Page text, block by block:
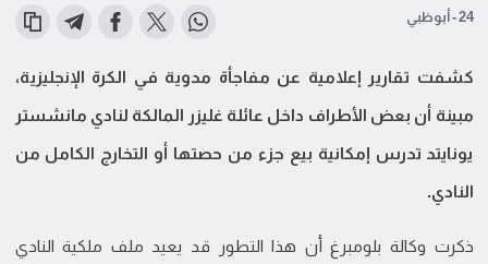
24 - أبوظبي
كشفت تقارير إعلامية عن مفاجأة مدوية في الكرة الإنجليزية،
مبينة أن بعض الأطراف داخل عائلة غليزر المالكة لنادي مانشستر
يونايتد تدرس إمكانية بيع جزء من حصتها أو التخارج الكامل من
النادي.
ذكرت وكالة بلومبرغ أن هذا التطور قد يعيد ملف ملكية النادي